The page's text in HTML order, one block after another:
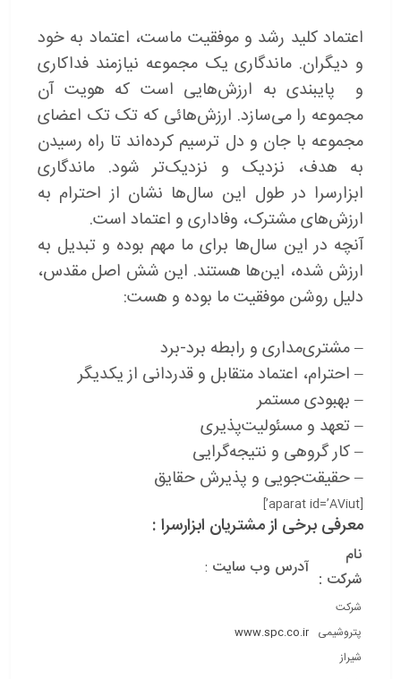
اعتماد کلید رشد و موفقیت ماست، اعتماد به خود
و دیگران. ماندگاری یک مجموعه نیازمند فداکاری
و پایبندی به ارزش‌هایی است که هویت آن
مجموعه را می‌سازد. ارزش‌هائی که تک تک اعضای
مجموعه با جان و دل ترسیم کرده‌اند تا راه رسیدن
به هدف، نزدیک و نزدیک‌تر شود. ماندگاری
ابزارسرا در طول این سال‌ها نشان از احترام به
ارزش‌های مشترک، وفاداری و اعتماد است.
آنچه در این سال‌ها برای ما مهم بوده و تبدیل به
ارزش شده، این‌ها هستند. این شش اصل مقدس،
دلیل روشن موفقیت ما بوده و هست:
– مشتری‌مداری و رابطه برد-برد
– احترام، اعتماد متقابل و قدردانی از یکدیگر
– بهبودی مستمر
– تعهد و مسئولیت‌پذیری
– کار گروهی و نتیجه‌گرایی
– حقیقت‌جویی و پذیرش حقایق
[aparat id=’AViut’]
معرفی برخی از مشتریان ابزارسرا :
نام
شرکت :
آدرس وب سایت :
شرکت
پتروشیمی
شیراز
www.spc.co.ir